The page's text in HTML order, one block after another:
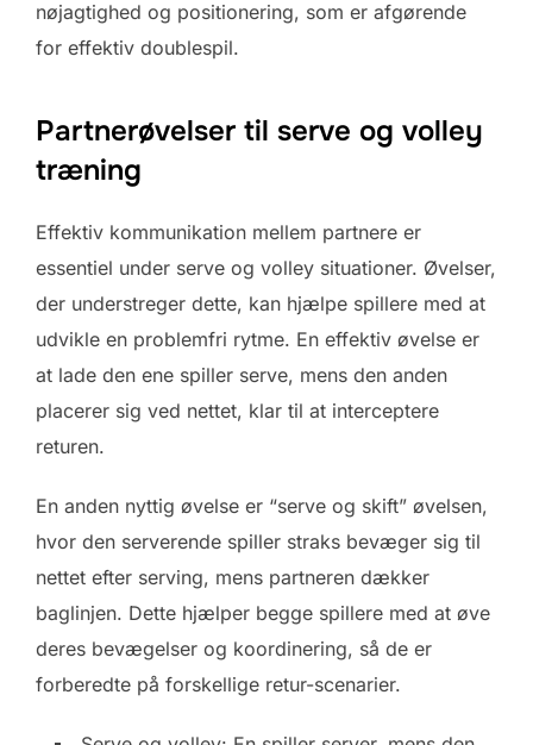
nøjagtighed og positionering, som er afgørende
for effektiv doublespil.
Partnerøvelser til serve og volley
træning
Effektiv kommunikation mellem partnere er
essentiel under serve og volley situationer. Øvelser,
der understreger dette, kan hjælpe spillere med at
udvikle en problemfri rytme. En effektiv øvelse er
at lade den ene spiller serve, mens den anden
placerer sig ved nettet, klar til at interceptere
returen.
En anden nyttig øvelse er “serve og skift” øvelsen,
hvor den serverende spiller straks bevæger sig til
nettet efter serving, mens partneren dækker
baglinjen. Dette hjælper begge spillere med at øve
deres bevægelser og koordinering, så de er
forberedte på forskellige retur-scenarier.